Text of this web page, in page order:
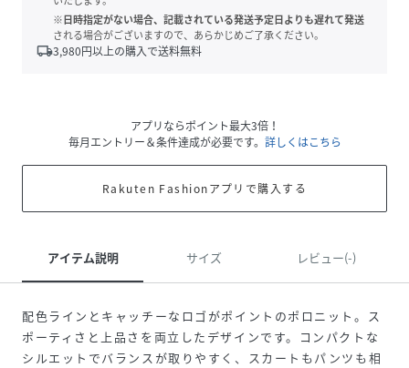
※日時指定がない場合、記載されている発送予定日よりも遅れて発送
される場合がございますので、あらかじめご了承ください。
local_shipping3,980円以上の購入で送料無料
アプリならポイント最大3倍！
毎月エントリー＆条件達成が必要です。 詳しくはこちら
Rakuten Fashionアプリで購入する
アイテム説明 サイズ レビュー(-)
配色ラインとキャッチーなロゴがポイントのポロニット。ス
ポーティさと上品さを両立したデザインです。コンパクトな
シルエットでバランスが取りやすく、スカートもパンツも相